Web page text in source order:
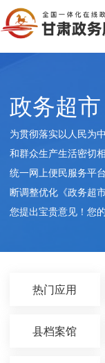
政务超市
为贯彻落实以人民为
和群众生产生活密切
统一网上便民服务平
断调整优化《政务超
您提出宝贵意见！您
热门应用
县档案馆